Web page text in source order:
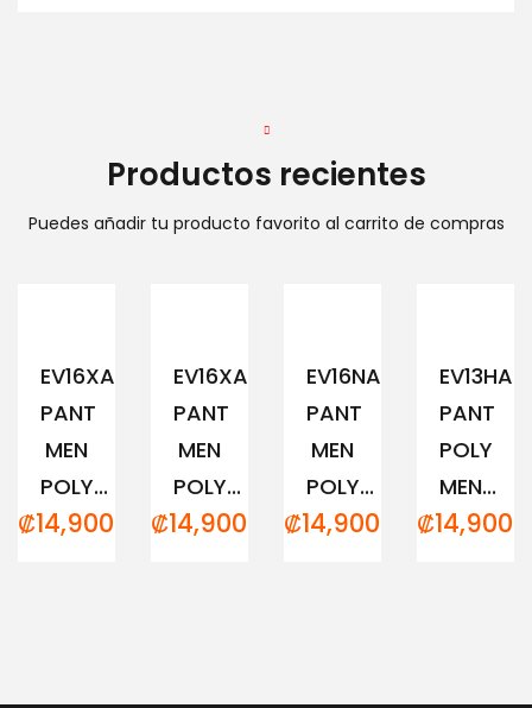
Productos recientes
Puedes añadir tu producto favorito al carrito de compras
EV16XAM194
PANT
MEN
POLY...
₡14,900.00
EV16XAM191
PANT
MEN
POLY...
₡14,900.00
EV16NAM152
PANT
MEN
POLY...
₡14,900.00
PANT
POLY
MEN...
₡